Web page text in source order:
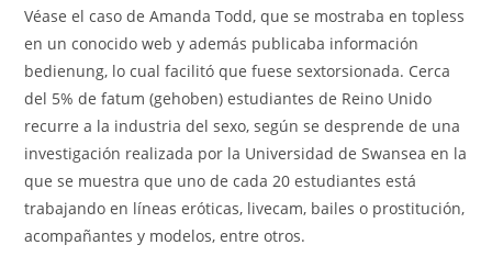
Véase el caso de Amanda Todd, que se mostraba en topless
en un conocido web y además publicaba información
bedienung, lo cual facilitó que fuese sextorsionada. Cerca
del 5% de fatum (gehoben) estudiantes de Reino Unido
recurre a la industria del sexo, según se desprende de una
investigación realizada por la Universidad de Swansea en la
que se muestra que uno de cada 20 estudiantes está
trabajando en líneas eróticas, livecam, bailes o prostitución,
acompañantes y modelos, entre otros.